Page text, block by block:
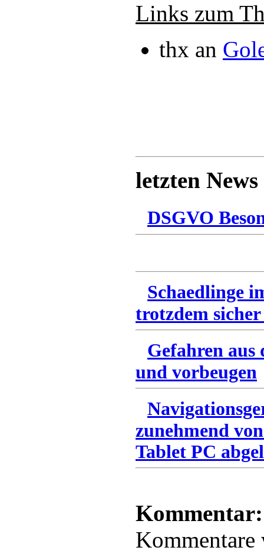
Links zum
thx an
letzten News
DSGVO
Schaedlinge
trotzdem
Gefahren
und vorbeugen
zunehmend
Tablet PC
Kommentar: